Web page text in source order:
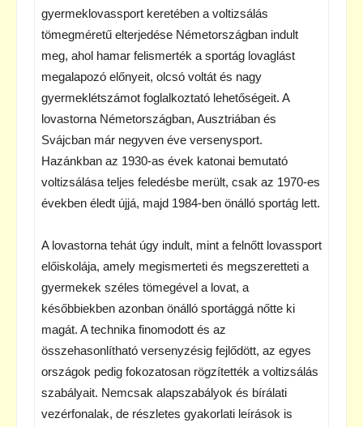
gyermeklovassport keretében a voltizsálás
tömegméretű elterjedése Németországban indult
meg, ahol hamar felismerték a sportág lovaglást
megalapozó előnyeit, olcsó voltát és nagy
gyermeklétszámot foglalkoztató lehetőségeit. A
lovastorna Németországban, Ausztriában és
Svájcban már negyven éve versenysport.
Hazánkban az 1930-as évek katonai bemutató
voltizsálása teljes feledésbe merült, csak az 1970-es
években éledt újjá, majd 1984-ben önálló sportág lett.
A lovastorna tehát úgy indult, mint a felnőtt lovassport
előiskolája, amely megismerteti és megszeretteti a
gyermekek széles tömegével a lovat, a
későbbiekben azonban önálló sportággá nőtte ki
magát. A technika finomodott és az
összehasonlítható versenyzésig fejlődött, az egyes
országok pedig fokozatosan rögzítették a voltizsálás
szabályait. Nemcsak alapszabályok és bírálati
vezérfonalak, de részletes gyakorlati leírások is